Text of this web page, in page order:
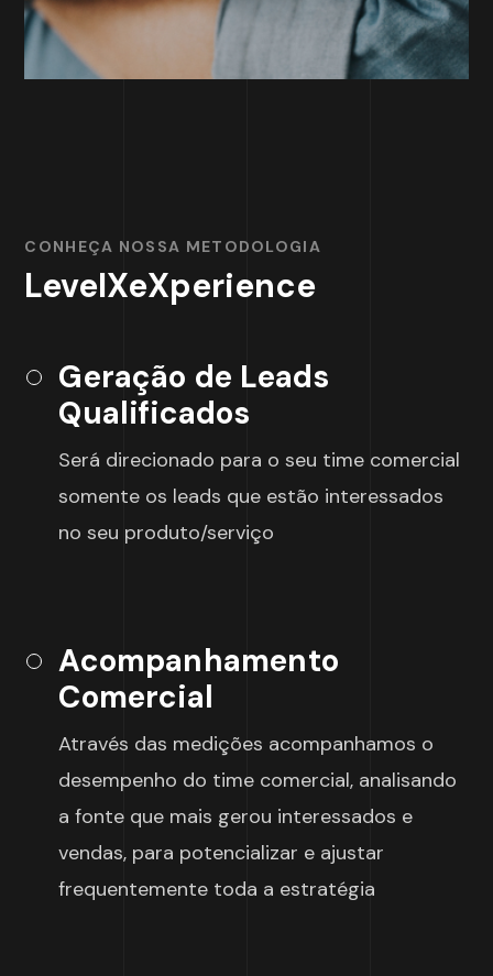
CONHEÇA NOSSA METODOLOGIA
LevelXeXperience
Geração de Leads
Qualificados
Será direcionado para o seu time comercial
somente os leads que estão interessados
no seu produto/serviço
Acompanhamento
Comercial
Através das medições acompanhamos o
desempenho do time comercial, analisando
a fonte que mais gerou interessados e
vendas, para potencializar e ajustar
frequentemente toda a estratégia